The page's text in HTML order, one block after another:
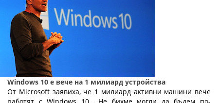
Windows 10 е вече на 1 милиард устройства
От Microsoft заявиха, че 1 милиард активни машини вече